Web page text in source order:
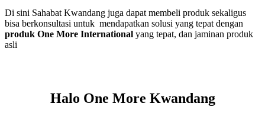
Di sini Sahabat Kwandang juga dapat membeli produk sekaligus
bisa berkonsultasi untuk mendapatkan solusi yang tepat dengan
produk One More International yang tepat, dan jaminan produk
asli
Halo One More Kwandang